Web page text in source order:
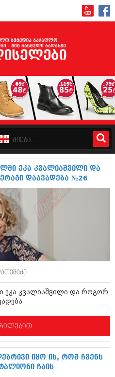
ეკა კვალიაშვილი და
დაავადება №26
ეკა კვალიაშვილი და როგორ
იყო ის, რომ ჩვენს
ჩაის